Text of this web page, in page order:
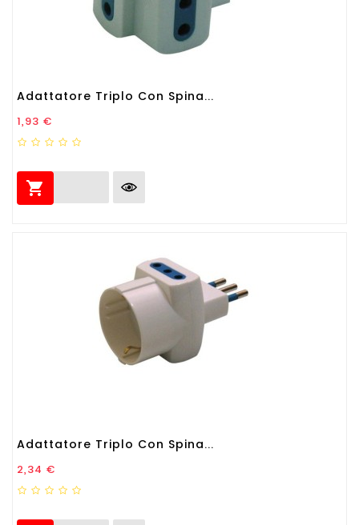
Adattatore Triplo Con Spina...
Prezzo
1,93 €

Adattatore Triplo Con Spina...
Prezzo
2,34 €